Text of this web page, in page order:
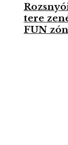
tere
FUN